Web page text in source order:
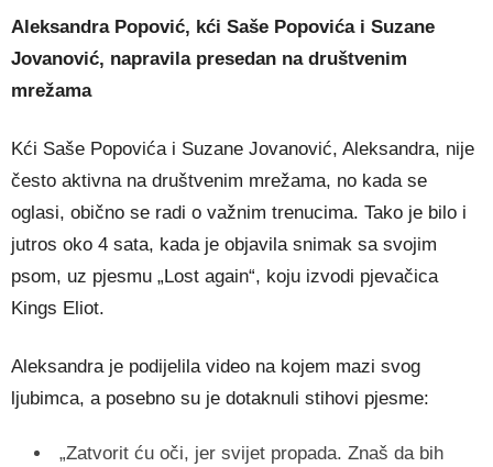
Aleksandra Popović, kći Saše Popovića i Suzane
Jovanović, napravila presedan na društvenim
mrežama
Kći Saše Popovića i Suzane Jovanović, Aleksandra, nije
često aktivna na društvenim mrežama, no kada se
oglasi, obično se radi o važnim trenucima. Tako je bilo i
jutros oko 4 sata, kada je objavila snimak sa svojim
psom, uz pjesmu „Lost again“, koju izvodi pjevačica
Kings Eliot.
Aleksandra je podijelila video na kojem mazi svog
ljubimca, a posebno su je dotaknuli stihovi pjesme:
„Zatvorit ću oči, jer svijet propada. Znaš da bih